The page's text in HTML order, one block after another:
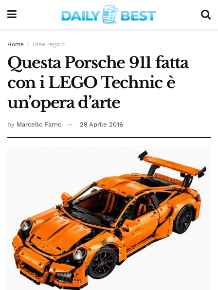
Home Idee regalo
Questa Porsche 911 fatta
con i LEGO Technic è
un’opera d’arte
by Marcello Farno 28 Aprile 2016